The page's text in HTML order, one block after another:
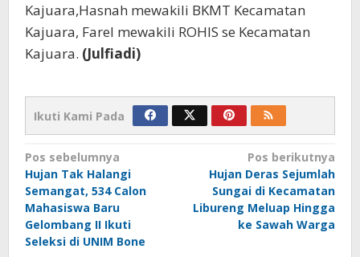
Kajuara,Hasnah mewakili BKMT Kecamatan
Kajuara, Farel mewakili ROHIS se Kecamatan
Kajuara. (Julfiadi)
Ikuti Kami Pada
Navigasi
pos
Pos sebelumnya
Hujan Tak Halangi
Semangat, 534 Calon
Mahasiswa Baru
Gelombang II Ikuti
Seleksi di UNIM Bone
Pos berikutnya
Hujan Deras Sejumlah
Sungai di Kecamatan
Libureng Meluap Hingga
ke Sawah Warga